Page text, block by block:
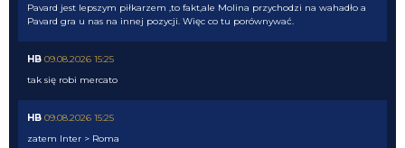
Pavard jest lepszym piłkarzem ,to fakt,ale Molina przychodzi na wahadło a
Pavard gra u nas na innej pozycji. Więc co tu porównywać.
HB 09.08.2026 15:25
tak się robi mercato
HB 09.08.2026 15:25
zatem Inter > Roma